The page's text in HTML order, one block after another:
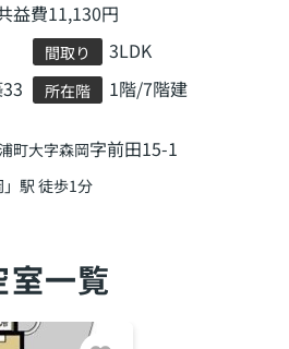
益費11,130円
間取り 3LDK
所在階 1階/7階建
町大字森岡字前田15-1
」駅 徒歩1分
室一覧